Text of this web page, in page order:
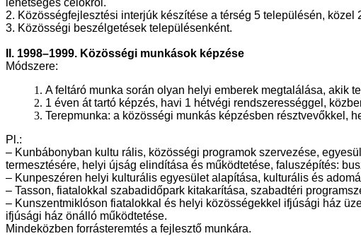
lehetséges célokról.
2. Közösségfejlesztési interjúk készítése a térség 5 településén,
3. Közösségi beszélgetések településenként.
II. 1998–1999. Közösségi munkások képzése
Módszere:
1. A feltáró munka során olyan helyi emberek megtalálása, akik
2. 1 éven át tartó képzés, havi 1 hétvégi rendszerességgel,
3. Terepmunka: a közösségi munkás képzésben résztvevőkkel,
Pl.:
– Kunbábonyban kultu rális, közösségi programok szervezése,
termesztésére, helyi újság elindítása és működtetése, faluszépítés:
– Kunpeszéren helyi kulturális egyesület alapítása, kulturális és
– Tasson, fiatalokkal szabadidőpark kitakarítása, szabadtéri
– Kunszentmiklóson fiatalokkal és helyi közösségekkel ifjúsági ház
ifjúsági ház önálló működtetése.
Mindeközben forrásteremtés a fejlesztő munkára.